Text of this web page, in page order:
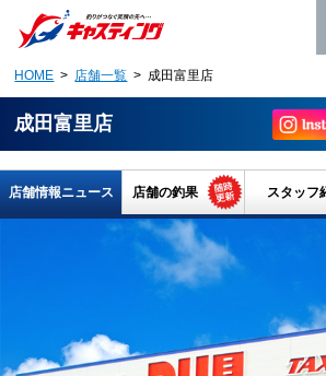
HOME > 店舗一覧 > 成田富里店
成田富里店
店舗情報ニュース 店舗の釣果 スタッフ